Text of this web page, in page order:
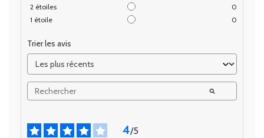
2 étoiles
0
1 étoile 0
Trier les avis
4/5